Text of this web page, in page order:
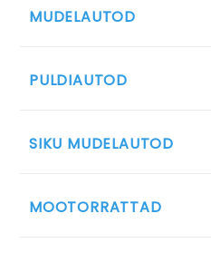
MUDELAUTOD
PULDIAUTOD
SIKU MUDELAUTOD
MOOTORRATTAD